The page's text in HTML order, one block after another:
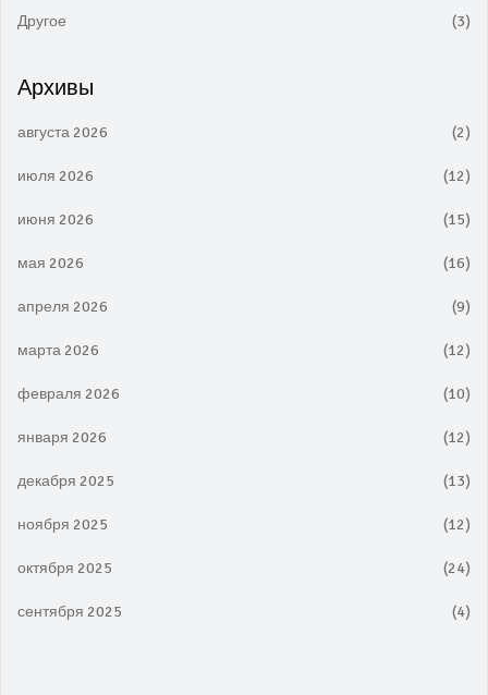
Другое (3)
Архивы
августа 2026 (2)
июля 2026 (12)
июня 2026 (15)
мая 2026 (16)
апреля 2026 (9)
марта 2026 (12)
февраля 2026 (10)
января 2026 (12)
декабря 2025 (13)
ноября 2025 (12)
октября 2025 (24)
сентября 2025 (4)